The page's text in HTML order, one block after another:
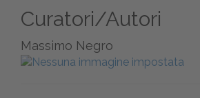
Curatori/Autori
Massimo Negro